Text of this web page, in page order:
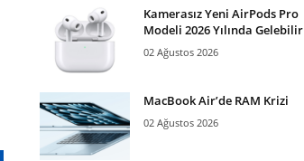
Kamerasız Yeni AirPods Pro
Modeli 2026 Yılında Gelebilir
02 Ağustos 2026
MacBook Air’de RAM Krizi
02 Ağustos 2026